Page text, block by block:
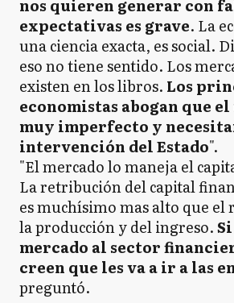
nos quieren generar con
expectativas es grave. La
una ciencia exacta, es social.
eso no tiene sentido. Los
existen en los libros. Los
economistas abogan que el
muy imperfecto y
intervención del Estado".
"El mercado lo maneja el
La retribución del capital
es muchísimo mas alto que
la producción y del ingreso.
mercado al sector
creen que les va a ir a las
preguntó.